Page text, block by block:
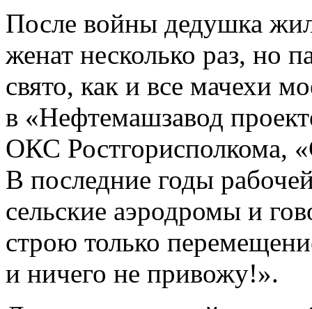
После войны дедушка
женат несколько раз, но
свято, как и все мачехи
в «Нефтемашзавод
ОКС Ростгорисполкома,
В последние годы
сельские аэродромы и
строю только
и ничего не привожу!».